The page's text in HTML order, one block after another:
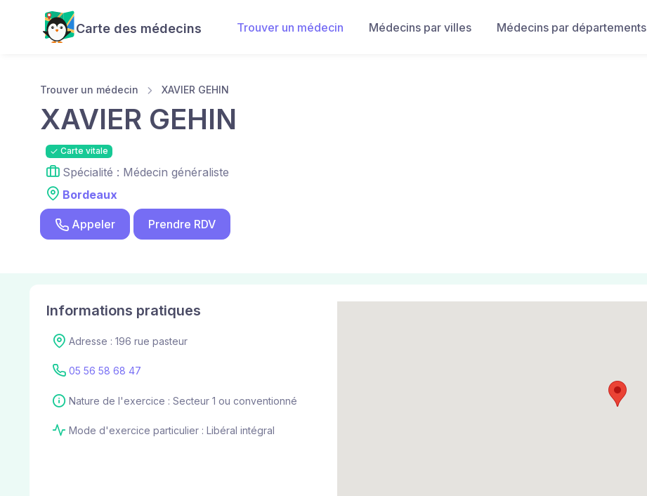
Carte des médecins Trouver un médecin Médecins par villes Médecins par départements
Trouver un médecin XAVIER GEHIN
XAVIER GEHIN
Carte vitale
Spécialité : Médecin généraliste
Bordeaux
Appeler Prendre RDV
Informations pratiques
Adresse : 196 rue pasteur
05 56 58 68 47
Nature de l'exercice : Secteur 1 ou conventionné
Mode d'exercice particulier : Libéral intégral